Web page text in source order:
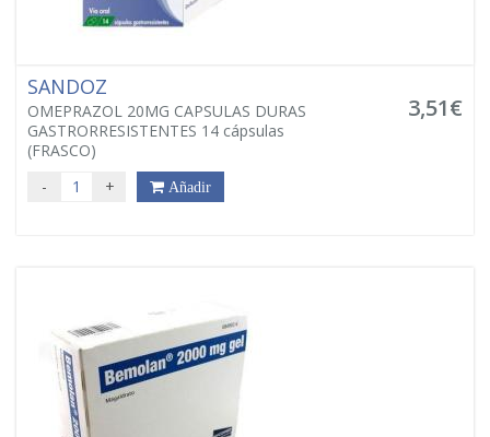
SANDOZ
OMEPRAZOL 20MG CAPSULAS DURAS
GASTRORRESISTENTES 14 cápsulas
(FRASCO)
3,51€
- + Añadir